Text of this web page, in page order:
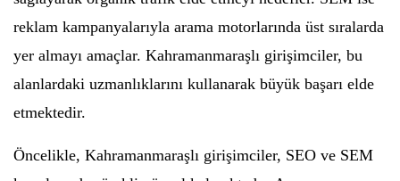
reklam kampanyalarıyla arama motorlarında üst sıralarda
yer almayı amaçlar. Kahramanmaraşlı girişimciler, bu
alanlardaki uzmanlıklarını kullanarak büyük başarı elde
etmektedir.
Öncelikle, Kahramanmaraşlı girişimciler, SEO ve SEM